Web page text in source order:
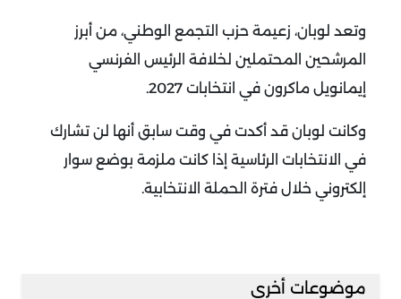
وتعد لوبان، زعيمة حزب التجمع الوطني، من أبرز
المرشحين المحتملين لخلافة الرئيس الفرنسي
إيمانويل ماكرون في انتخابات 2027
.
وكانت لوبان قد أكدت في وقت سابق أنها لن تشارك
في الانتخابات الرئاسية إذا كانت ملزمة بوضع سوار
إلكتروني خلال فترة الحملة الانتخابية.
موضوعات أخرى